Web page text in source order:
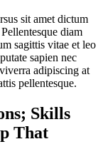
sit amet dictum
diam
sagittis vitae et leo
sapien nec
adipiscing at
pellentesque.
Skills
That